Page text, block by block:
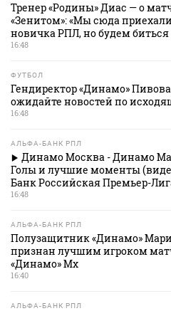
Тренер «Родины» Диас — о
«Зенитом»: «Мы сюда
новичка РПЛ, но будем биться
16:48
ФУТБОЛ
Гендиректор «Динамо»
ожидайте новостей по
16:48
АЛЬФА-БАНК РПЛ
Динамо Москва - Динамо
Голы и лучшие моменты
Банк Российская Премьер-
16:48
АЛЬФА-БАНК РПЛ
Полузащитник «Динамо»
признан лучшим игроком
«Динамо» Мх
16:40
АЛЬФА-БАНК РПЛ